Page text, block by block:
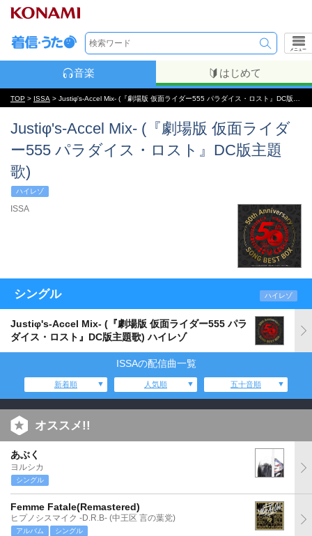
メニュー
音楽 はじめて
TOP > ISSA > Justiφ's-Accel Mix- (『劇場版 仮面ライダー555 パラダイス・ロスト』DC版主題歌)
Justiφ's-Accel Mix- (『劇場版 仮面ライダ
ー555 パラダイス・ロスト』DC版主題
歌)
ハイレゾ
ISSA
シングル ハイレゾ
Justiφ's-Accel Mix- (『劇場版 仮面ライダー555 パラ
ダイス・ロスト』DC版主題歌) ハイレゾ
ISSAの配信曲一覧
新着順 人気順 五十音順
オススメ!!
あぶく
ヨルシカ
シングル
Femme Fatale(Remastered)
ヒプノシスマイク -D.R.B- (中王区 言の葉党)
アルバム シングル